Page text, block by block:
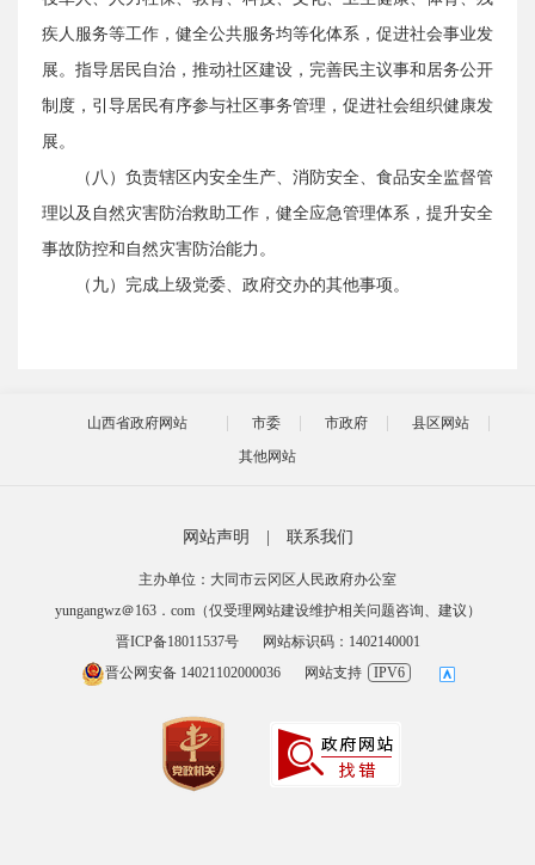
疾人服务等工作，健全公共服务均等化体系，促进社会事业发
展。指导居民自治，推动社区建设，完善民主议事和居务公开
制度，引导居民有序参与社区事务管理，促进社会组织健康发
展。
（八）负责辖区内安全生产、消防安全、食品安全监督管
理以及自然灾害防治救助工作，健全应急管理体系，提升安全
事故防控和自然灾害防治能力。
（九）完成上级党委、政府交办的其他事项。
山西省政府网站 市委 市政府
县区网站
其他网站
网站声明 联系我们
主办单位：大同市云冈区人民政府办公室
yungangwz＠163．com（仅受理网站建设维护相关问题咨询、建议）
晋ICP备18011537号
网站标识码：1402140001
晋公网安备 14021102000036
网站支持 IPV6